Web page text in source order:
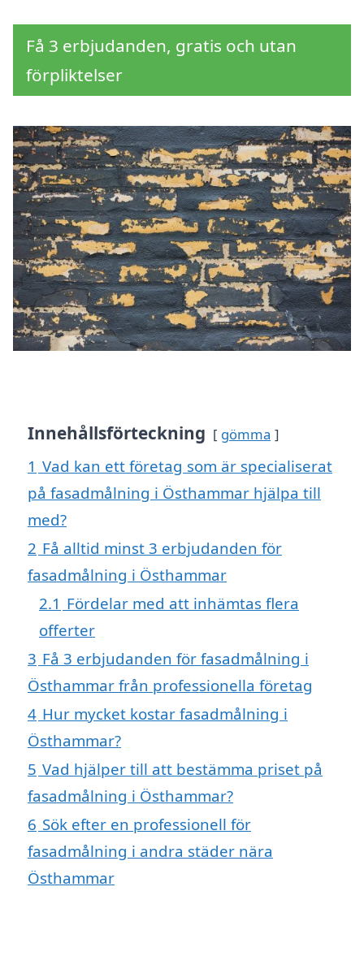
Få 3 erbjudanden, gratis och utan
förpliktelser
Innehållsförteckning gömma
1 Vad kan ett företag som är specialiserat
på fasadmålning i Östhammar hjälpa till
med?
2 Få alltid minst 3 erbjudanden för
fasadmålning i Östhammar
2.1 Fördelar med att inhämtas flera
offerter
3 Få 3 erbjudanden för fasadmålning i
Östhammar från professionella företag
4 Hur mycket kostar fasadmålning i
Östhammar?
5 Vad hjälper till att bestämma priset på
fasadmålning i Östhammar?
6 Sök efter en professionell för
fasadmålning i andra städer nära
Östhammar